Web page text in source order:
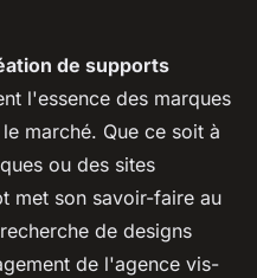
de supports
l'essence des marques
marché. Que ce soit à
ou des sites
met son savoir-faire au
de designs
de l'agence vis-